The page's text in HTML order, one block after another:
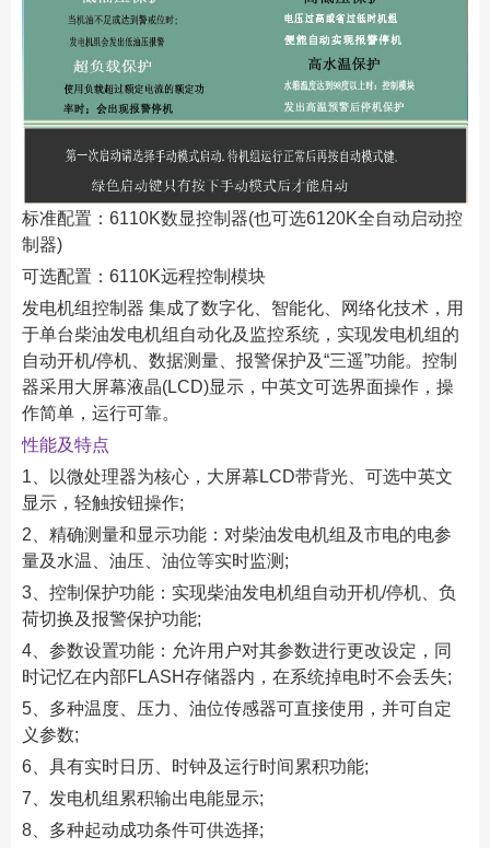
标准配置：6110K数显控制器(也可选6120K全自动启动控
制器)
可选配置：6110K远程控制模块
发电机组控制器 集成了数字化、智能化、网络化技术，用
于单台柴油发电机组自动化及监控系统，实现发电机组的
自动开机/停机、数据测量、报警保护及“三遥”功能。控制
器采用大屏幕液晶(LCD)显示，中英文可选界面操作，操
作简单，运行可靠。
性能及特点
1、以微处理器为核心，大屏幕LCD带背光、可选中英文
显示，轻触按钮操作;
2、精确测量和显示功能：对柴油发电机组及市电的电参
量及水温、油压、油位等实时监测;
3、控制保护功能：实现柴油发电机组自动开机/停机、负
荷切换及报警保护功能;
4、参数设置功能：允许用户对其参数进行更改设定，同
时记忆在内部FLASH存储器内，在系统掉电时不会丢失;
5、多种温度、压力、油位传感器可直接使用，并可自定
义参数;
6、具有实时日历、时钟及运行时间累积功能;
7、发电机组累积输出电能显示;
8、多种起动成功条件可供选择;